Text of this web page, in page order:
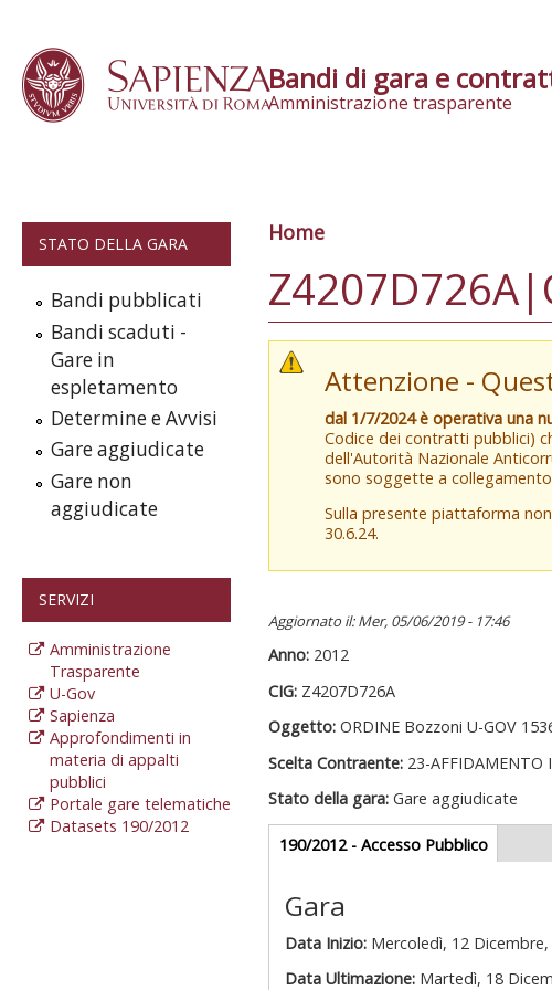
Bandi di gara e
Amministrazione trasparente
STATO DELLA GARA
Bandi pubblicati
Bandi scaduti -
Gare in
espletamento
Determine e Avvisi
Gare aggiudicate
Gare non
aggiudicate
SERVIZI
Amministrazione
Trasparente
U-Gov
Sapienza
Approfondimenti in
materia di appalti
pubblici
Portale gare telematiche
Datasets 190/2012
Tu sei qui
Home
Attenzione -
dal 1/7/2024 è operativa una
Codice dei contratti pubblici)
dell'Autorità Nazionale
sono soggette a
Sulla presente piattaforma
30.6.24.
Aggiornato il: Mer, 05/06/2019 - 17:46
Anno: 2012
CIG: Z4207D726A
Oggetto: ORDINE Bozzoni U-GOV
Scelta Contraente: 23-AFFIDAMENTO
Stato della gara: Gare aggiudicate
Gare appalti
190/2012 - Accesso Pubblico(scheda
attiva)
Gara
Data Inizio: Mercoledì, 12 Dicembre,
Data Ultimazione: Martedì, 18